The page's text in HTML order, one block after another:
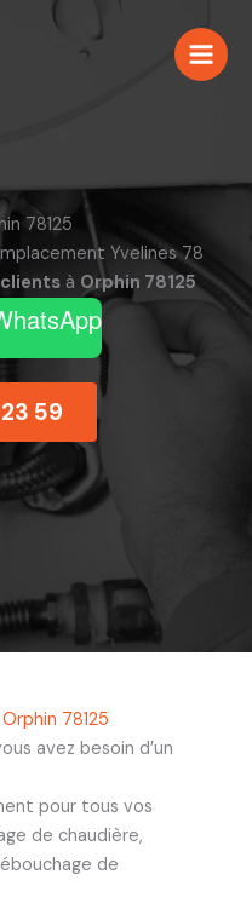
78125
Yvelines 78
clients à Orphin 78125
59
78125
avez besoin d’un
pour tous vos
de chaudière,
de